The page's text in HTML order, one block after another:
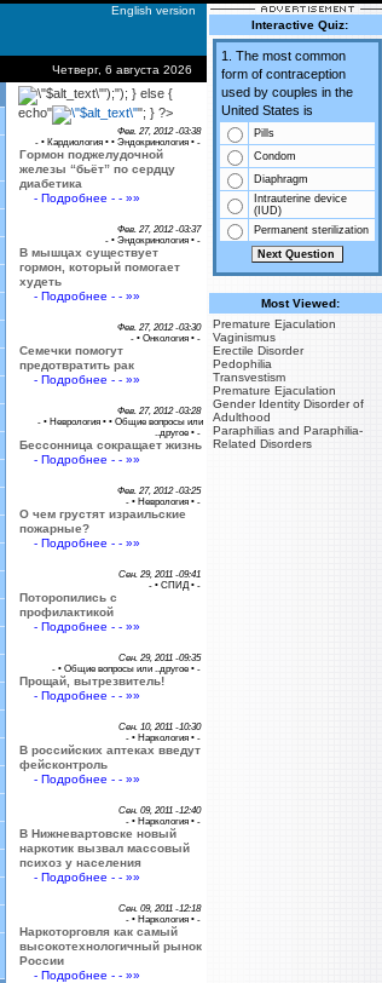
English version
Четверг, 6 августа 2026
Interactive Quiz:
1. The most common
form of contraception
used by couples in the
United States is
Pills
Condom
Diaphragm
Intrauterine device
(IUD)
Permanent sterilization
Most Viewed:
Premature Ejaculation
Vaginismus
Erectile Disorder
Pedophilia
Transvestism
Premature Ejaculation
Gender Identity Disorder of
Adulthood
Paraphilias and Paraphilia-
Related Disorders
');"); } else {
echo"
"; } ?>
Фев. 27, 2012 -03:38
- • Кардиология • • Эндокринология • -
Гормон поджелудочной
железы “бьёт” по сердцу
диабетика
- Подробнее - - »»
Фев. 27, 2012 -03:37
- • Эндокринология • -
В мышцах существует
гормон, который помогает
худеть
- Подробнее - - »»
Фев. 27, 2012 -03:30
- • Онкология • -
Семечки помогут
предотвратить рак
- Подробнее - - »»
Фев. 27, 2012 -03:28
- • Неврология • • Общие вопросы или
..другое • -
Бессонница сокращает жизнь
- Подробнее - - »»
Фев. 27, 2012 -03:25
- • Неврология • -
О чем грустят израильские
пожарные?
- Подробнее - - »»
Сен. 29, 2011 -09:41
- • СПИД• -
Поторопились с
профилактикой
- Подробнее - - »»
Сен. 29, 2011 -09:35
- • Общие вопросы или ..другое • -
Прощай, вытрезвитель!
- Подробнее - - »»
Сен. 10, 2011 -10:30
- • Наркология • -
В российских аптеках введут
фейсконтроль
- Подробнее - - »»
Сен. 09, 2011 -12:40
- • Наркология • -
В Нижневартовске новый
наркотик вызвал массовый
психоз у населения
- Подробнее - - »»
Сен. 09, 2011 -12:18
- • Наркология • -
Наркоторговля как самый
высокотехнологичный рынок
России
- Подробнее - - »»